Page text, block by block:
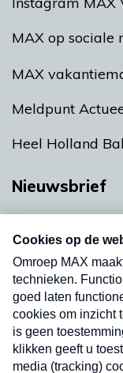
MAX op sociale
MAX
Meldpunt
Heel Holland
Nieuwsbrief
nieuwsbrief.
uw mailbox.